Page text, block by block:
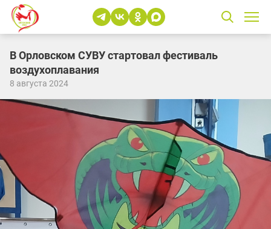
В Орловском СУВУ стартовал фестиваль
воздухоплавания
8 августа 2024